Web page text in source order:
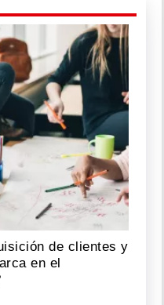
de clientes y
en el